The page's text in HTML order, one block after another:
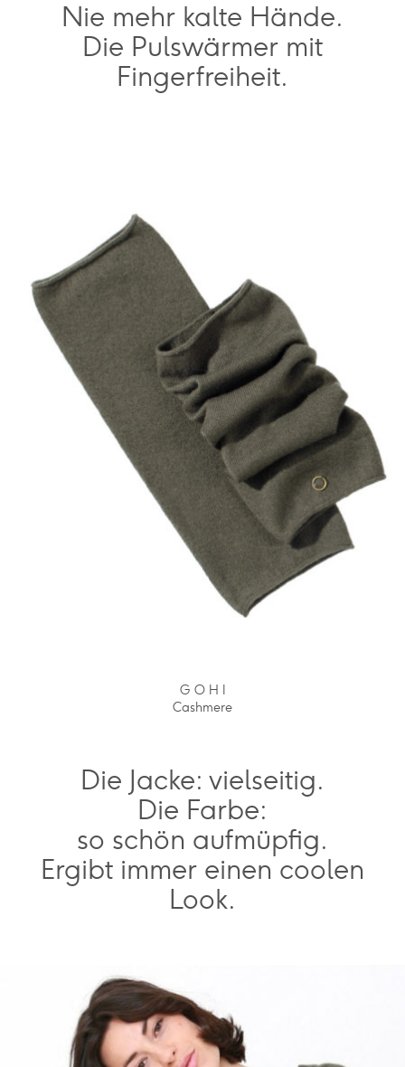
Nie mehr kalte Hände.
Die Pulswärmer mit
Fingerfreiheit.
G O H I
Cashmere
Die Jacke: vielseitig.
Die Farbe:
so schön aufmüpfig.
Ergibt immer einen coolen
Look.